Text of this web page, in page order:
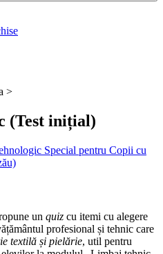
>
(Test inițial)
Special pentru Copii cu
un quiz cu itemi cu alegere
profesional și tehnic care
textilă și pielărie, util pentru